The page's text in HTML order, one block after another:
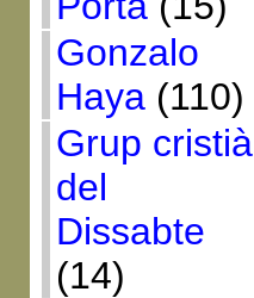
Gonzalo
Haya(110)
Grup cristià
del
Dissabte
(14)